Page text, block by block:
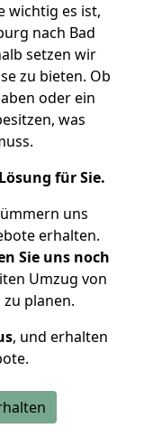
wichtig es ist,
nach Bad
setzen wir
zu bieten. Ob
oder ein
was
für Sie.
uns
erhalten.
Sie uns noch
Umzug von
zu planen.
, und erhalten